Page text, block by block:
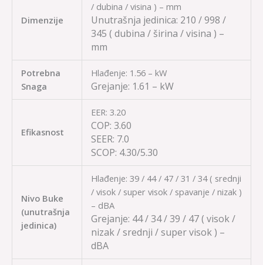
Dimenzije
/ dubina / visina ) – mm
Unutrašnja jedinica: 210 / 998 /
345 ( dubina / širina / visina ) –
mm
Potrebna
Snaga
Hlađenje: 1.56 – kW
Grejanje: 1.61 – kW
Efikasnost
EER: 3.20
COP: 3.60
SEER: 7.0
SCOP: 4.30/5.30
Nivo Buke
(unutrašnja
jedinica)
Hlađenje: 39 / 44 / 47 / 31 / 34 ( srednji
/ visok / super visok / spavanje / nizak )
– dBA
Grejanje: 44 / 34 / 39 / 47( visok /
nizak / srednji / super visok ) –
dBA